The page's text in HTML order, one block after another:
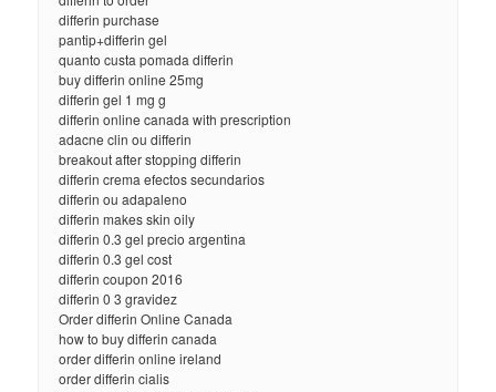
differin purchase
pantip+differin gel
quanto custa pomada differin
buy differin online 25mg
differin gel 1 mg g
differin online canada with prescription
adacne clin ou differin
breakout after stopping differin
differin crema efectos secundarios
differin ou adapaleno
differin makes skin oily
differin 0.3 gel precio argentina
differin 0.3 gel cost
differin coupon 2016
differin 0 3 gravidez
Order differin Online Canada
how to buy differin canada
order differin online ireland
order differin cialis